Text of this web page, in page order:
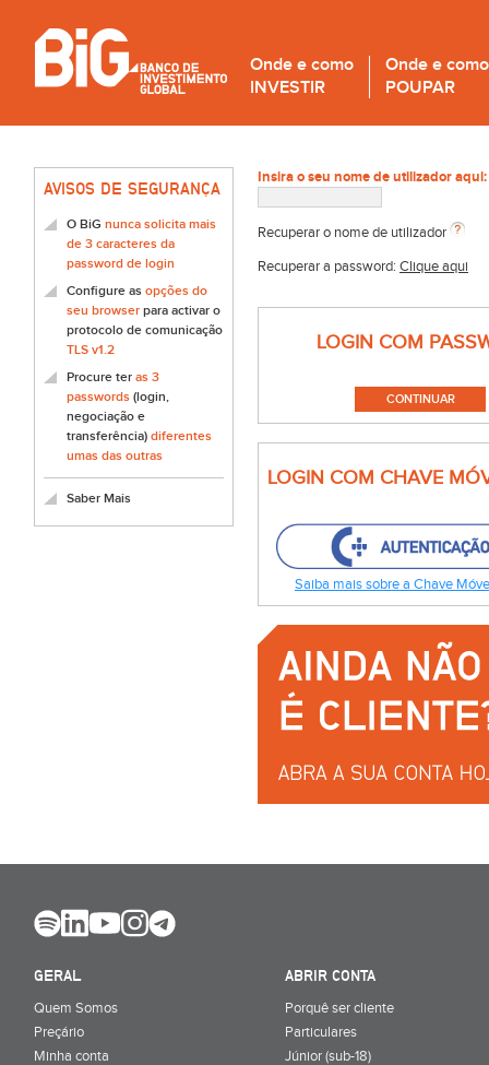
Onde e como
INVESTIR
Onde e como
POUPAR
AVISOS DE SEGURANÇA
O BiG nunca solicita mais
de 3 caracteres da
password de login
Configure as opções do
seu browser para activar o
protocolo de comunicação
TLS v1.2
Procure ter as 3
passwords (login,
negociação e
transferência) diferentes
umas das outras
Saber Mais
Insira o seu nome de utilizador aqui:
Recuperar o nome de utilizador
Recuperar a password: Clique aqui
LOGIN COM
LOGIN COM CHAVE
Saiba mais sobre a Chave
GERAL
Quem Somos
Preçário
Minha conta
ABRIR CONTA
Porquê ser cliente
Particulares
Júnior (sub-18)